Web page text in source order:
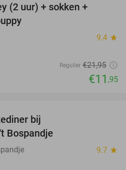
(2 uur) + sokken +
9.4 star
Regulier €21,95
€11 ,95
bij
Bospandje
9.7 star